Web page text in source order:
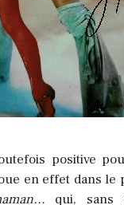
positive
en effet dans le
qui, sans